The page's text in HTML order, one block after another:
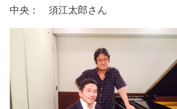
中央： 須江太郎さん